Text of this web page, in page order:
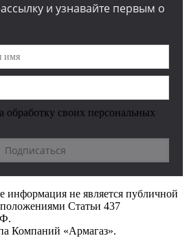
и узнавайте первым о
обработку своих персональных
информация не является публичной
Статьи 437
Компаний «Армагаз».